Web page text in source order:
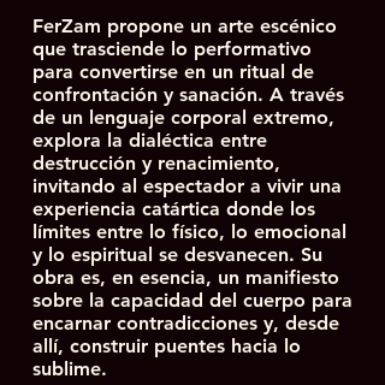
FerZam propone un arte escénico
que trasciende lo performativo
para convertirse en un ritual de
confrontación y sanación. A través
de un lenguaje corporal extremo,
explora la dialéctica entre
destrucción y renacimiento,
invitando al espectador a vivir una
experiencia catártica donde los
límites entre lo físico, lo emocional
y lo espiritual se desvanecen. Su
obra es, en esencia, un manifiesto
sobre la capacidad del cuerpo para
encarnar contradicciones y, desde
allí, construir puentes hacia lo
sublime.